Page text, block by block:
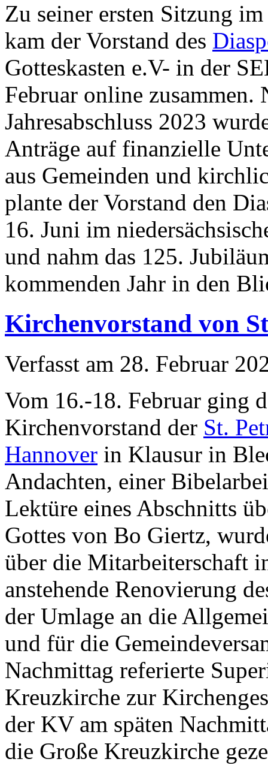
Zu seiner ersten Sitzung
kam der Vorstand des
Gotteskasten e.V- in der
Februar online zusammen.
Jahresabschluss 2023
Anträge auf finanzielle
aus Gemeinden und
plante der Vorstand den
16. Juni im
und nahm das 125.
kommenden Jahr in den
Kirchenvorstand von
Verfasst am 28. Februar
Vom 16.-18. Februar ging
Kirchenvorstand der St.
Hannover in Klausur in
Andachten, einer
Lektüre eines Abschnitts
Gottes von Bo Giertz,
über die Mitarbeiterschaft
anstehende Renovierung
der Umlage an die
und für die
Nachmittag referierte
Kreuzkirche zur
der KV am späten
die Große Kreuzkirche